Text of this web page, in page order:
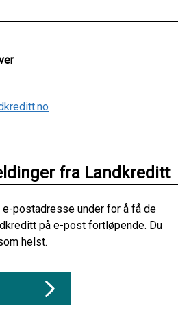
fra Landkreditt
e-postadresse under for å få de
på e-post fortløpende. Du
helst.